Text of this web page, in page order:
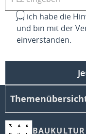
Ja, ich habe die
und bin mit der
einverstanden.
BAUKULTUR